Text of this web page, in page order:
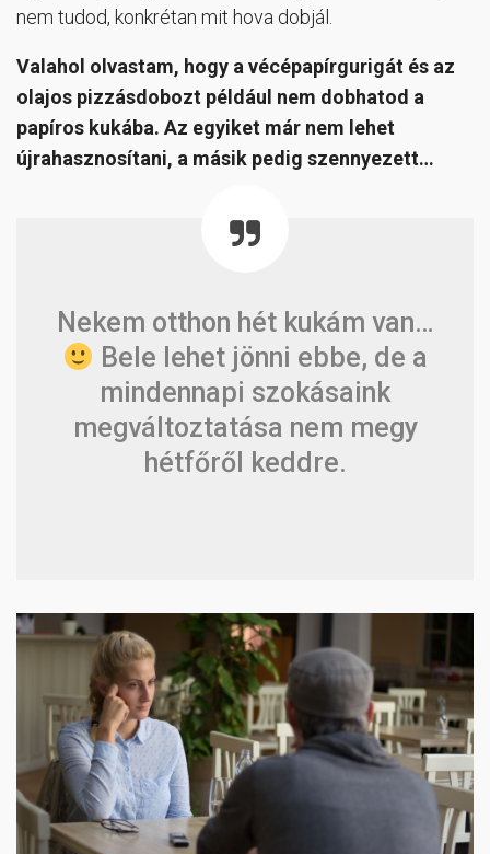
nem tudod, konkrétan mit hova dobjál.
Valahol olvastam, hogy a vécépapírgurigát és az
olajos pizzásdobozt például nem dobhatod a
papíros kukába. Az egyiket már nem lehet
újrahasznosítani, a másik pedig szennyezett…
Nekem otthon hét kukám van…
Bele lehet jönni ebbe, de a
mindennapi szokásaink
megváltoztatása nem megy
hétfőről keddre.